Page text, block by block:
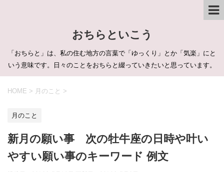
おちらといこう
「おちらと」は、私の住む地方の言葉で「ゆっくり」とか「気楽」にと
いう意味です。日々のことをおちらと綴っていきたいと思っています。
HOME > 月のこと >
月のこと
新月の願い事 次の牡牛座の日時や叶い
やすい願い事のキーワード 例文